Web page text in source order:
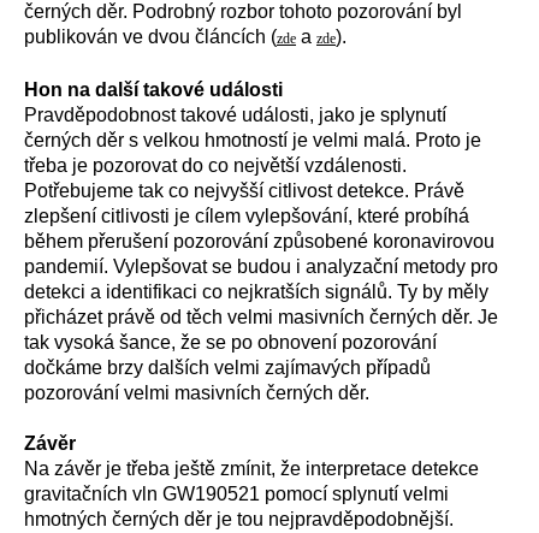
černých děr. Podrobný rozbor tohoto pozorování byl
publikován ve dvou článcích (zde a zde).
Hon na další takové události
Pravděpodobnost takové události, jako je splynutí
černých děr s velkou hmotností je velmi malá. Proto je
třeba je pozorovat do co největší vzdálenosti.
Potřebujeme tak co nejvyšší citlivost detekce. Právě
zlepšení citlivosti je cílem vylepšování, které probíhá
během přerušení pozorování způsobené koronavirovou
pandemií. Vylepšovat se budou i analyzační metody pro
detekci a identifikaci co nejkratších signálů. Ty by měly
přicházet právě od těch velmi masivních černých děr. Je
tak vysoká šance, že se po obnovení pozorování
dočkáme brzy dalších velmi zajímavých případů
pozorování velmi masivních černých děr.
Závěr
Na závěr je třeba ještě zmínit, že interpretace detekce
gravitačních vln GW190521 pomocí splynutí velmi
hmotných černých děr je tou nejpravděpodobnější.